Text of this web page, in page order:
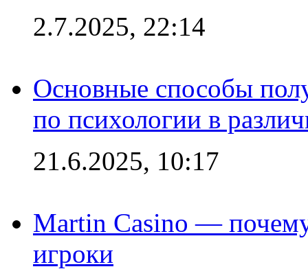
2.7.2025, 22:14
Основные способы
по психологии в
21.6.2025, 10:17
Martin Casino —
игроки